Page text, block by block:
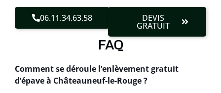
06.11.34.63.58 DEVIS
GRATUIT
FAQ
Comment se déroule l’enlèvement gratuit
d’épave à Châteauneuf-le-Rouge ?